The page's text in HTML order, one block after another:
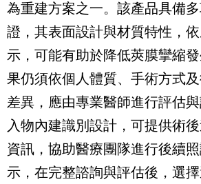
為重建方案之一。該產品具備
證，其表面設計與材質特性，
示，可能有助於降低莢膜攣縮
果仍須依個人體質、手術方式
差異，應由專業醫師進行評估
入物內建識別設計，可提供術
資訊，協助醫療團隊進行後續
示，在完整諮詢與評估後，選